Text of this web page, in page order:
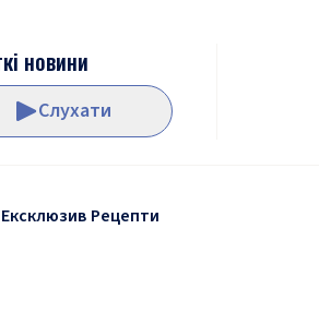
новини
Слухати
Ексклюзив Рецепти